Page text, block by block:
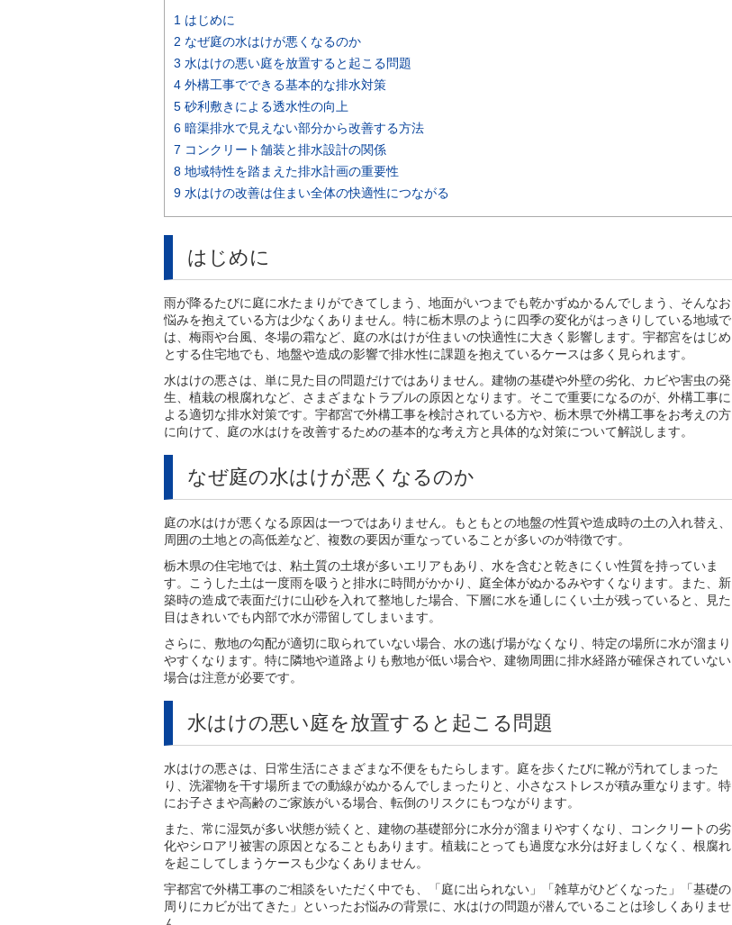
1 はじめに
2 なぜ庭の水はけが悪くなるのか
3 水はけの悪い庭を放置すると起こる問題
4 外構工事でできる基本的な排水対策
5 砂利敷きによる透水性の向上
6 暗渠排水で見えない部分から改善する方法
7 コンクリート舗装と排水設計の関係
8 地域特性を踏まえた排水計画の重要性
9 水はけの改善は住まい全体の快適性につながる
はじめに
雨が降るたびに庭に水たまりができてしまう、地面がいつまでも乾かずぬかるんでしまう、そんなお
悩みを抱えている方は少なくありません。特に栃木県のように四季の変化がはっきりしている地域で
は、梅雨や台風、冬場の霜など、庭の水はけが住まいの快適性に大きく影響します。宇都宮をはじめ
とする住宅地でも、地盤や造成の影響で排水性に課題を抱えているケースは多く見られます。
水はけの悪さは、単に見た目の問題だけではありません。建物の基礎や外壁の劣化、カビや害虫の発
生、植栽の根腐れなど、さまざまなトラブルの原因となります。そこで重要になるのが、外構工事に
よる適切な排水対策です。宇都宮で外構工事を検討されている方や、栃木県で外構工事をお考えの方
に向けて、庭の水はけを改善するための基本的な考え方と具体的な対策について解説します。
なぜ庭の水はけが悪くなるのか
庭の水はけが悪くなる原因は一つではありません。もともとの地盤の性質や造成時の土の入れ替え、
周囲の土地との高低差など、複数の要因が重なっていることが多いのが特徴です。
栃木県の住宅地では、粘土質の土壌が多いエリアもあり、水を含むと乾きにくい性質を持っていま
す。こうした土は一度雨を吸うと排水に時間がかかり、庭全体がぬかるみやすくなります。また、新
築時の造成で表面だけに山砂を入れて整地した場合、下層に水を通しにくい土が残っていると、見た
目はきれいでも内部で水が滞留してしまいます。
さらに、敷地の勾配が適切に取られていない場合、水の逃げ場がなくなり、特定の場所に水が溜まり
やすくなります。特に隣地や道路よりも敷地が低い場合や、建物周囲に排水経路が確保されていない
場合は注意が必要です。
水はけの悪い庭を放置すると起こる問題
水はけの悪さは、日常生活にさまざまな不便をもたらします。庭を歩くたびに靴が汚れてしまった
り、洗濯物を干す場所までの動線がぬかるんでしまったりと、小さなストレスが積み重なります。特
にお子さまや高齢のご家族がいる場合、転倒のリスクにもつながります。
また、常に湿気が多い状態が続くと、建物の基礎部分に水分が溜まりやすくなり、コンクリートの劣
化やシロアリ被害の原因となることもあります。植栽にとっても過度な水分は好ましくなく、根腐れ
を起こしてしまうケースも少なくありません。
宇都宮で外構工事のご相談をいただく中でも、「庭に出られない」「雑草がひどくなった」「基礎の
周りにカビが出てきた」といったお悩みの背景に、水はけの問題が潜んでいることは珍しくありませ